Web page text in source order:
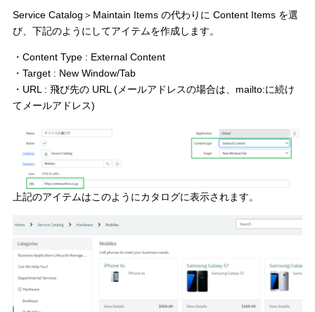
Service Catalog＞Maintain Items の代わりに Content Items を選
び、下記のようにしてアイテムを作成します。
・Content Type : External Content
・Target : New Window/Tab
・URL : 飛び先の URL (メールアドレスの場合は、mailto:に続け
てメールアドレス)
上記のアイテムはこのようにカタログに表示されます。